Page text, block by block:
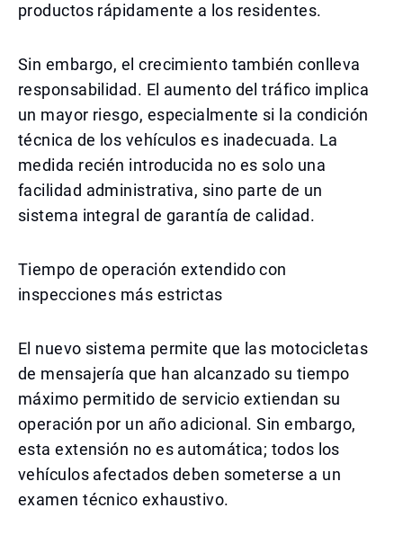
productos rápidamente a los residentes.
Sin embargo, el crecimiento también conlleva
responsabilidad. El aumento del tráfico implica
un mayor riesgo, especialmente si la condición
técnica de los vehículos es inadecuada. La
medida recién introducida no es solo una
facilidad administrativa, sino parte de un
sistema integral de garantía de calidad.
Tiempo de operación extendido con
inspecciones más estrictas
El nuevo sistema permite que las motocicletas
de mensajería que han alcanzado su tiempo
máximo permitido de servicio extiendan su
operación por un año adicional. Sin embargo,
esta extensión no es automática; todos los
vehículos afectados deben someterse a un
examen técnico exhaustivo.